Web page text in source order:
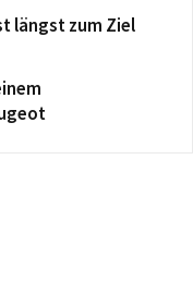
längst zum Ziel